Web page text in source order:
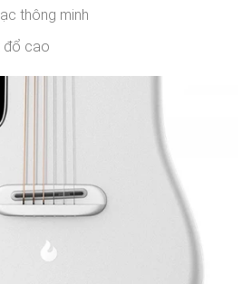
thông minh
đổ cao